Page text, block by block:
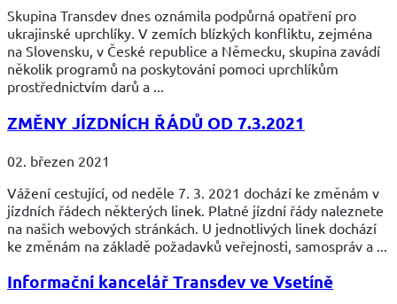
Skupina Transdev dnes oznámila podpůrná opatření pro
ukrajinské uprchlíky. V zemích blízkých konfliktu, zejména
na Slovensku, v České republice a Německu, skupina zavádí
několik programů na poskytování pomoci uprchlíkům
prostřednictvím darů a ...
ZMĚNY JÍZDNÍCH ŘÁDŮ OD 7.3.2021
02. březen 2021
Vážení cestující, od neděle 7. 3. 2021 dochází ke změnám v
jízdních řádech některých linek. Platné jízdní řády naleznete
na našich webových stránkách. U jednotlivých linek dochází
ke změnám na základě požadavků veřejnosti, samospráv a ...
Informační kancelář Transdev ve Vsetíně